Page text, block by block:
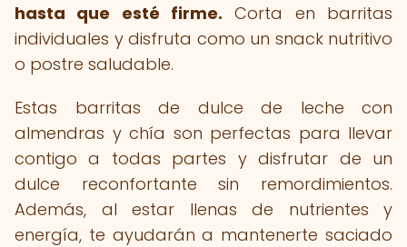
hasta que esté firme. Corta en barritas
individuales y disfruta como un snack nutritivo
o postre saludable.
Estas barritas de dulce de leche con
almendras y chía son perfectas para llevar
contigo a todas partes y disfrutar de un
dulce reconfortante sin remordimientos.
Además, al estar llenas de nutrientes y
energía, te ayudarán a mantenerte saciado